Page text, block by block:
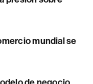
mundial se